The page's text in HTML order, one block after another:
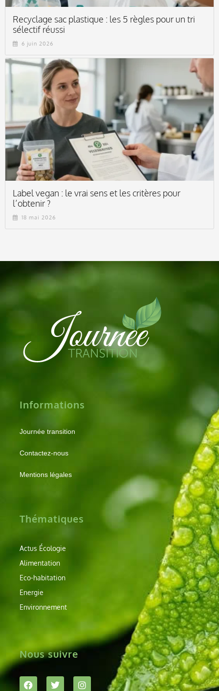
Recyclage sac plastique : les 5 règles pour un tri
sélectif réussi
6 juin 2026
Label vegan : le vrai sens et les critères pour
l’obtenir ?
18 mai 2026
Informations
Journée transition
Contactez-nous
Mentions légales
Thématiques
Actus Écologie
Alimentation
Eco-habitation
Energie
Environnement
Nous suivre